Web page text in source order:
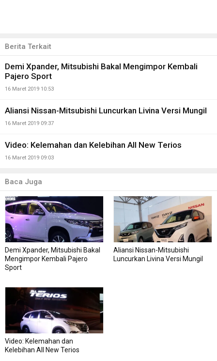
Berita Terkait
Demi Xpander, Mitsubishi Bakal Mengimpor Kembali
Pajero Sport
16 Maret 2019 10:53
Aliansi Nissan-Mitsubishi Luncurkan Livina Versi Mungil
16 Maret 2019 09:37
Video: Kelemahan dan Kelebihan All New Terios
16 Maret 2019 09:03
Baca Juga
Demi Xpander, Mitsubishi Bakal
Mengimpor Kembali Pajero
Sport
Aliansi Nissan-Mitsubishi
Luncurkan Livina Versi Mungil
Video: Kelemahan dan
Kelebihan All New Terios